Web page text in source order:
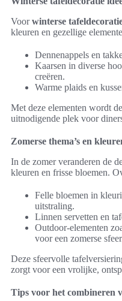
Voorwinterse
kleuren en gezellige
Dennenappels en
Kaarsen in diverse
creëren.
Warme plaids en
Met deze elementen wordt
uitnodigende plek voor
Zomerse thema’s en
In de zomer veranderen de
kleuren en frisse bloemen.
Felle bloemen in
uitstraling.
Linnen servetten en
Outdoor-elementen
voor een zomerse
Deze sfeervolle
zorgt voor een vrolijke,
Tips voor het combineren